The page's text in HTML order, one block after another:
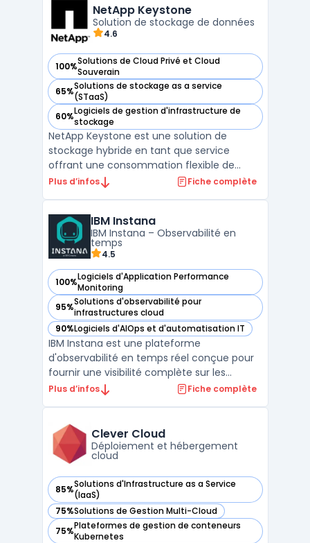
Windows, le bureau à distance et la gestion
des accès s ...
NetApp Keystone
Solution de stockage de données
4.6
100%Solutions de Cloud Privé et Cloud
Souverain
— voir NetApp Keystone dans cette catégorie
65%Solutions de stockage as a service
(STaaS)
— voir NetApp Keystone dans cette catégorie
60%Logiciels de gestion d'infrastructure de
stockage
— voir NetApp Keystone dans cette catégorie
NetApp Keystone est une solution de
stockage hybride en tant que service
offrant une consommation flexible de
cloud. Cette solution permet une gestion
Keystone propose des options de
protection des données avec c ...
Plus d’infos Fiche complète
IBM Instana
IBM Instana – Observabilité en
temps
4.5
100%Logiciels d'Application Performance
Monitoring
— voir IBM Instana dans cette catégorie
95%Solutions d'observabilité pour
infrastructures cloud
— voir IBM Instana dans cette catégorie
90%Logiciels d'AIOps et d'automatisation IT
— voir IBM Instana dans cette catégorie
IBM Instana est une plateforme
d'observabilité en temps réel conçue pour
fournir une visibilité complète sur les
performances des applications et des
d'automatisation de la détection des
anomalies, elle aide les équipes ...
Plus d’infos Fiche complète
Clever Cloud
Déploiement et hébergement
cloud
85%Solutions d'Infrastructure as a Service
(IaaS)
— voir Clever Cloud dans cette catégorie
75%Solutions de Gestion Multi-Cloud
— voir Clever Cloud dans cette catégorie
75%Plateformes de gestion de conteneurs
Kubernetes
— voir Clever Cloud dans cette catégorie